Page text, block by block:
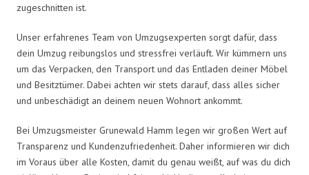
zugeschnitten ist.
Unser erfahrenes Team von Umzugsexperten sorgt dafür, dass
dein Umzug reibungslos und stressfrei verläuft. Wir kümmern uns
um das Verpacken, den Transport und das Entladen deiner Möbel
und Besitztümer. Dabei achten wir stets darauf, dass alles sicher
und unbeschädigt an deinem neuen Wohnort ankommt.
Bei Umzugsmeister Grunewald Hamm legen wir großen Wert auf
Transparenz und Kundenzufriedenheit. Daher informieren wir dich
im Voraus über alle Kosten, damit du genau weißt, auf was du dich